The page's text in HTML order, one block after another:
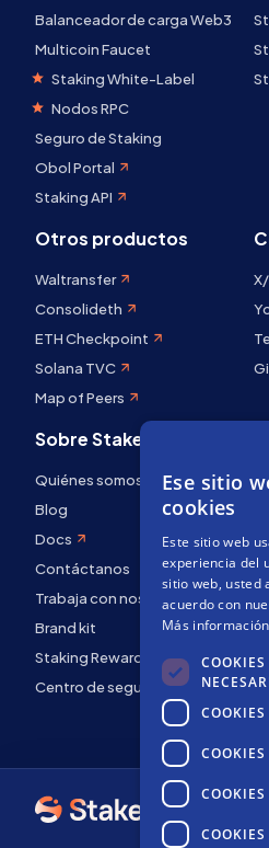
Balanceador de carga Web3
Multicoin Faucet
Staking White-Label
Nodos RPC
Seguro de Staking
Obol Portal
Staking API
Otros productos
Waltransfer
Consolideth
ETH Checkpoint
Solana TVC
Map of Peers
Sobre Stakely
Quiénes somos
Blog
Docs
Contáctanos
Trabaja con nosotros
Brand kit
Staking Rewards
Centro de seguridad
Ese sitio
cookies
Este sitio web
experiencia del
sitio web, usted
acuerdo con
Más información
COOKIES